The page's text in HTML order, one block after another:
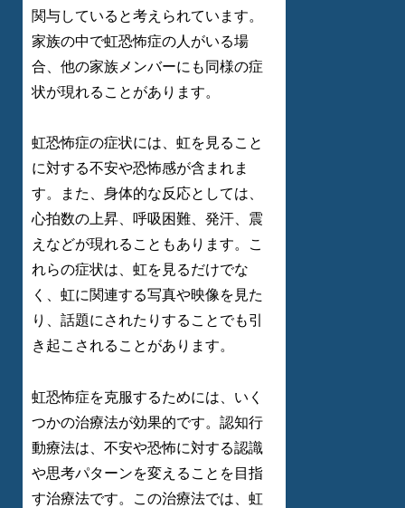
関与していると考えられています。
家族の中で虹恐怖症の人がいる場
合、他の家族メンバーにも同様の症
状が現れることがあります。
虹恐怖症の症状には、虹を見ること
に対する不安や恐怖感が含まれま
す。また、身体的な反応としては、
心拍数の上昇、呼吸困難、発汗、震
えなどが現れることもあります。こ
れらの症状は、虹を見るだけでな
く、虹に関連する写真や映像を見た
り、話題にされたりすることでも引
き起こされることがあります。
虹恐怖症を克服するためには、いく
つかの治療法が効果的です。認知行
動療法は、不安や恐怖に対する認識
や思考パターンを変えることを目指
す治療法です。この治療法では、虹